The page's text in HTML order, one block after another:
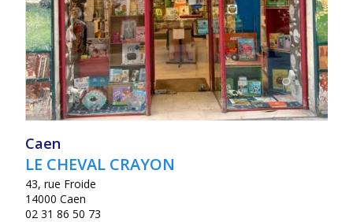
Caen
LE CHEVAL CRAYON
43, rue Froide
14000 Caen
02 31 86 50 73